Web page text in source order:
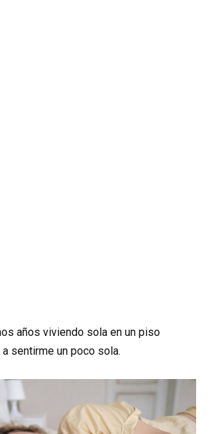
años viviendo sola en un piso
sentirme un poco sola.